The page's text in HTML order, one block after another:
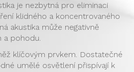
je nezbytná pro eliminaci
klidného a koncentrovaného
akustika může negativně
a pohodu.
klíčovým prvkem. Dostatečné
umělé osvětlení přispívají k